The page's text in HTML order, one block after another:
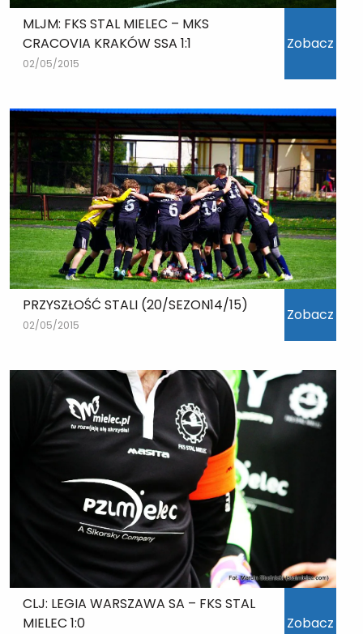
MLJM: FKS STAL MIELEC – MKS
CRACOVIA KRAKÓW SSA 1:1
02/05/2015
Zobacz
PRZYSZŁOŚĆ STALI (20/SEZON14/15)
02/05/2015
Zobacz
CLJ: LEGIA WARSZAWA SA – FKS STAL
MIELEC 1:0
Zobacz